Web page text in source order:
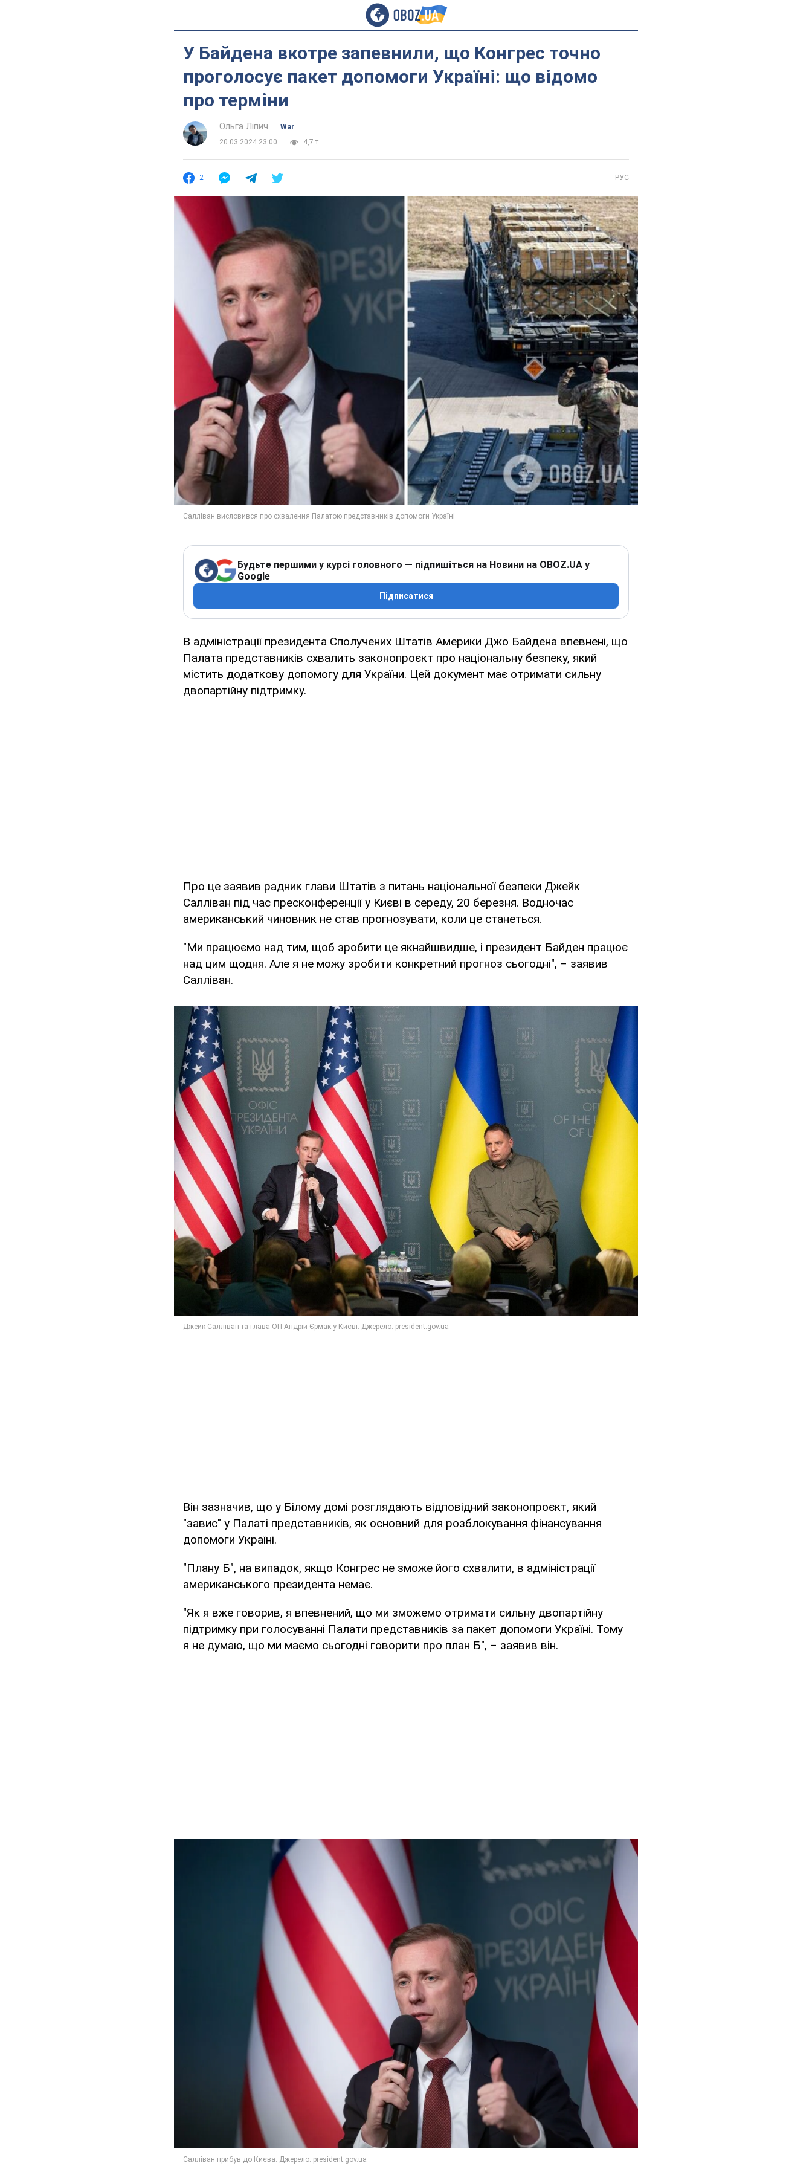
У Байдена вкотре запевнили, що Конгрес точно
проголосує пакет допомоги Україні: що відомо
про терміни
Ольга Ліпич
War
20.03.2024 23:00
4,7 т.
2 РУС
Будьте першими у курсі головного — підпишіться на Новини на OBOZ.UA у
Google
Підписатися
В адміністрації президента Сполучених Штатів Америки Джо Байдена впевнені, що
Палата представників схвалить законопроєкт про національну безпеку, який
містить додаткову допомогу для України. Цей документ має отримати сильну
двопартійну підтримку.
Про це заявив радник глави Штатів з питань національної безпеки Джейк
Салліван під час пресконференції у Києві в середу, 20 березня. Водночас
американський чиновник не став прогнозувати, коли це станеться.
"Ми працюємо над тим, щоб зробити це якнайшвидше, і президент Байден працює
над цим щодня. Але я не можу зробити конкретний прогноз сьогодні", – заявив
Салліван.
Він зазначив, що у Білому домі розглядають відповідний законопроєкт, який
"завис" у Палаті представників, як основний для розблокування фінансування
допомоги Україні.
"Плану Б", на випадок, якщо Конгрес не зможе його схвалити, в адміністрації
американського президента немає.
"Як я вже говорив, я впевнений, що ми зможемо отримати сильну двопартійну
підтримку при голосуванні Палати представників за пакет допомоги Україні. Тому
я не думаю, що ми маємо сьогодні говорити про план Б", – заявив він.